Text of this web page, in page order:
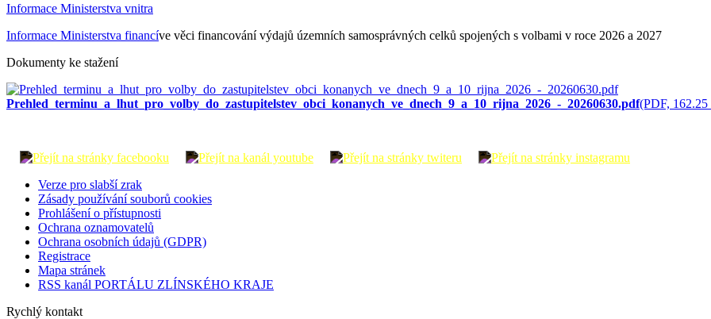
Informace Ministerstva vnitra
Informace Ministerstva financíve věci financování výdajů územních samosprávných celků spojených s volbami v roce 2026 a 2027
Dokumenty ke stažení
Prehled_terminu_a_lhut_pro_volby_do_zastupitelstev_obci_konanych_ve_dnech_9_a_10_rijna_2026_-_20260630.pdf(PDF,
Verze pro slabší zrak
Zásady používání souborů cookies
Prohlášení o přístupnosti
Ochrana oznamovatelů
Ochrana osobních údajů (GDPR)
Registrace
Mapa stránek
RSS kanál PORTÁLU ZLÍNSKÉHO KRAJE
Rychlý kontakt